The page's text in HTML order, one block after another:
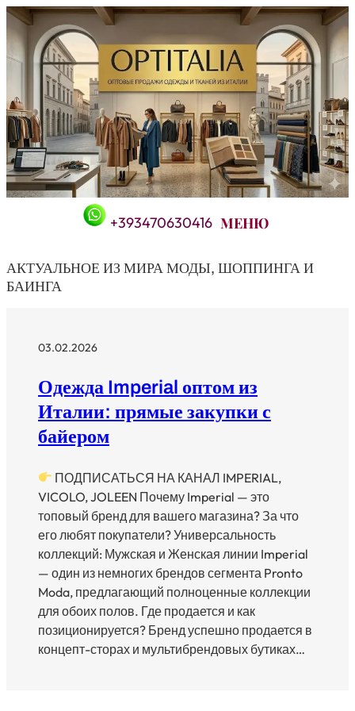
Перейти
к
содержимому
+393470630416
АКТУАЛЬНОЕ ИЗ МИРА МОДЫ, ШОППИНГА И
БАИНГА
03.02.2026
Одежда Imperial оптом из
Италии: прямые закупки с
байером
ПОДПИСАТЬСЯ НА КАНАЛ IMPERIAL,
VICOLO, JOLEEN Почему Imperial — это
топовый бренд для вашего магазина? За что
его любят покупатели? Универсальность
коллекций: Мужская и Женская линии Imperial
— один из немногих брендов сегмента Pronto
Moda, предлагающий полноценные коллекции
для обоих полов. Где продается и как
позиционируется? Бренд успешно продается в
концепт-сторах и мультибрендовых бутиках…